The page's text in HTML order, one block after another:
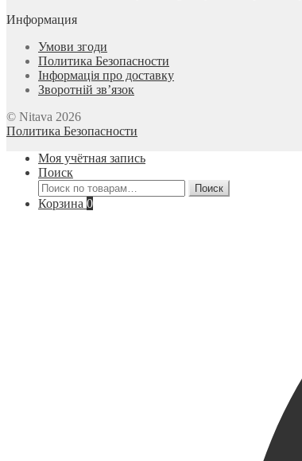
Информация
Умови згоди
Политика Безопасности
Інформація про доставку
Зворотній зв’язок
© Nitava 2026
Политика Безопасности
Моя учётная запись
Поиск
Искать:
Поиск
Корзина 0